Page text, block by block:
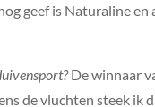
geef is Naturaline en
De winnaar
de vluchten steek ik